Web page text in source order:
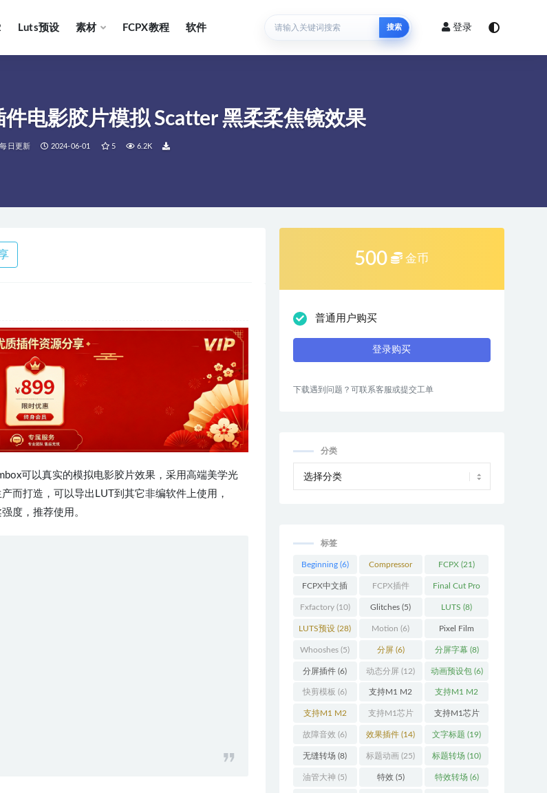
Luts预设 素材 FCPX教程 软件 搜索 登录
件电影胶片模拟 Scatter 黑柔柔焦镜效果
每日更新 2024-06-01 5 6.2K
可以真实的模拟电影胶片效果，采用高端美学光
而打造，可以导出LUT到其它非编软件上使用，
度，推荐使用。
500 金币
普通用户购买
登录购买
下载遇到问题？可联系客服或提交工单
分类
标签
Beginning(6) Compressor
(9)
FCPX (21)
FCPX中文插
件(26)
FCPX插件
(109)
Final Cut Pro
(13)
Fxfactory(10) Glitches (5) LUTS (8)
LUTS预设 (28) Motion (6) Pixel Film
Studios(11)
Whooshes (5) 分屏(6) 分屏字幕 (8)
分屏插件 (6) 动态分屏 (12) 动画预设包(6)
快剪模板 (6) 支持M1 M2
(18)
支持M1 M2
M3(25)
支持M1 M2
M3 M4(25)
支持M1芯片
(5)
支持M1芯片
fcpx插件
(460)
故障音效 (6) 效果插件 (14) 文字标题 (19)
无缝转场 (8) 标题动画 (25) 标题转场 (10)
油管大神 (5) 特效 (5) 特效转场 (6)